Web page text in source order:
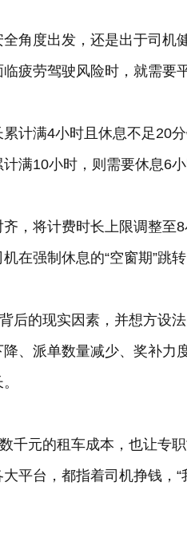
角度出发，还是出于司机
疲劳驾驶风险时，就需要
计满4小时且休息不足20
满10小时，则需要休息6小
，将计费时长上限调整至
在强制休息的“空窗期”跳
后的现实因素，并想方设法
、派单数量减少、奖补力
千元的租车成本，也让专
平台，都指着司机挣钱，